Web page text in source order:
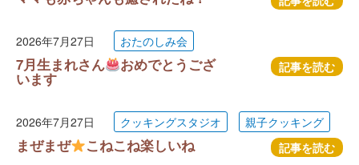
2026年7月27日 おたのしみ会
7月生まれさん おめでとうござ
います
記事を読む
2026年7月27日 クッキングスタジオ 親子クッキング
まぜまぜ こねこね楽しいね 記事を読む